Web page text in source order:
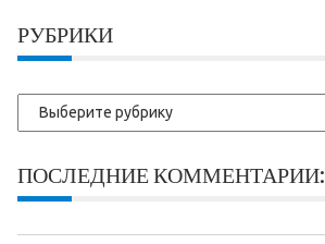
РУБРИКИ
Рубрики
ПОСЛЕДНИЕ КОММЕНТАРИИ: